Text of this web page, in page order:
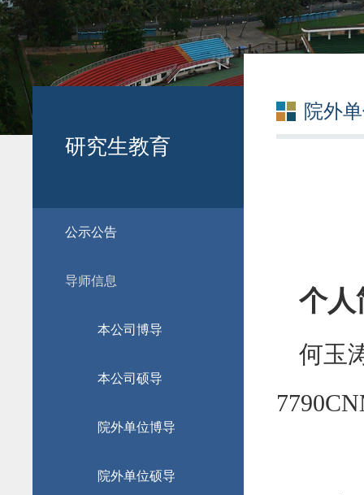
研究生教育
公示公告
导师信息
本公司博导
本公司硕导
院外单位博导
院外单位硕导
院外
个人
何玉